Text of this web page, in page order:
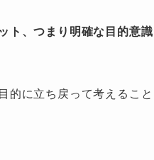
ト、つまり明確な目的意識
的に立ち戻って考えること